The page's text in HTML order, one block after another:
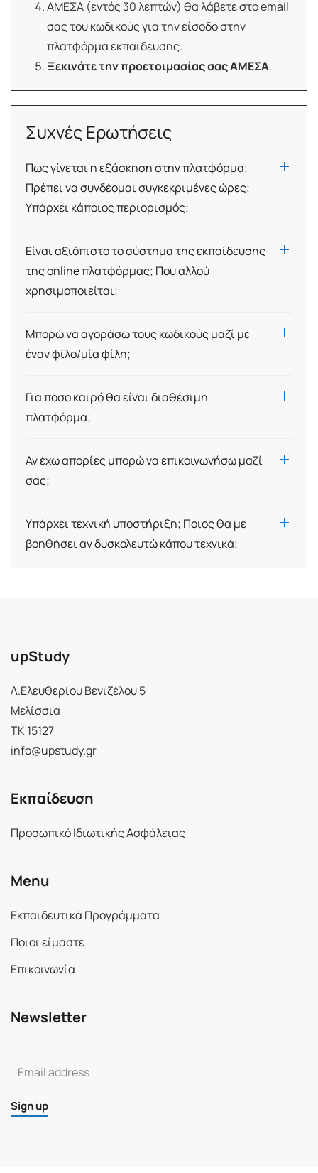
ΑΜΕΣΑ (εντός 30 λεπτών) θα λάβετε στο email
σας του κωδικούς για την είσοδο στην
πλατφόρμα εκπαίδευσης.
Ξεκινάτε την προετοιμασίας σας ΑΜΕΣΑ.
Συχνές Ερωτήσεις
Πως γίνεται η εξάσκηση στην πλατφόρμα;
Πρέπει να συνδέομαι συγκεκριμένες ώρες;
Υπάρχει κάποιος περιορισμός;
Είναι αξιόπιστο το σύστημα της εκπαίδευσης
της online πλατφόρμας; Που αλλού
χρησιμοποιείται;
Μπορώ να αγοράσω τους κωδικούς μαζί με
έναν φίλο/μία φίλη;
Για πόσο καιρό θα είναι διαθέσιμη
πλατφόρμα;
Αν έχω απορίες μπορώ να επικοινωνήσω μαζί
σας;
Υπάρχει τεχνική υποστήριξη; Ποιος θα με
βοηθήσει αν δυσκολευτώ κάπου τεχνικά;
upStudy
Λ.Ελευθερίου Βενιζέλου 5
Μελίσσια
ΤΚ 15127
info@upstudy.gr
Εκπαίδευση
Προσωπικό Ιδιωτικής Ασφάλειας
Menu
Εκπαιδευτικά Προγράμματα
Ποιοι είμαστε
Επικοινωνία
Newsletter
Sign up